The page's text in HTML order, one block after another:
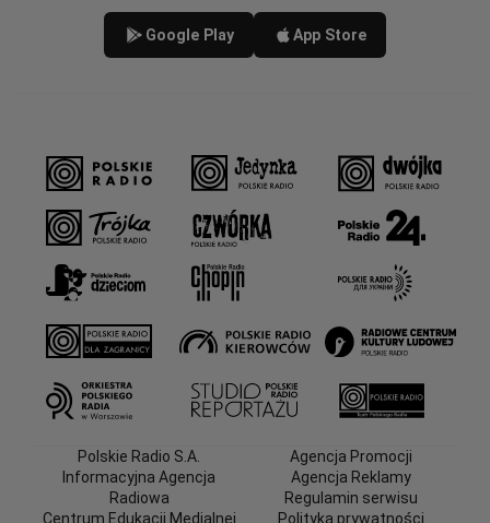
Google Play App Store
Polskie Radio S.A.
Informacyjna Agencja
Radiowa
Centrum Edukacji Medialnej
Agencja Promocji
Agencja Reklamy
Regulamin serwisu
Polityka prywatności